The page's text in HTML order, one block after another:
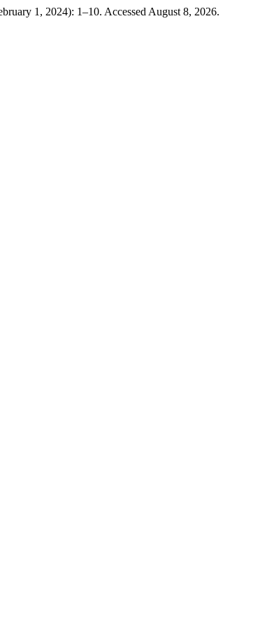
1, 2024): 1–10. Accessed August 8, 2026.